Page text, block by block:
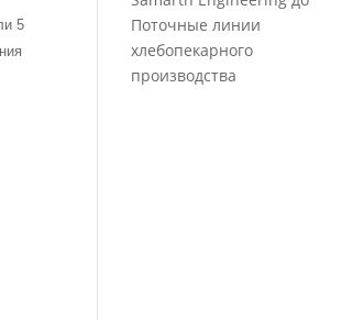
5
Поточные линии
хлебопекарного
производства